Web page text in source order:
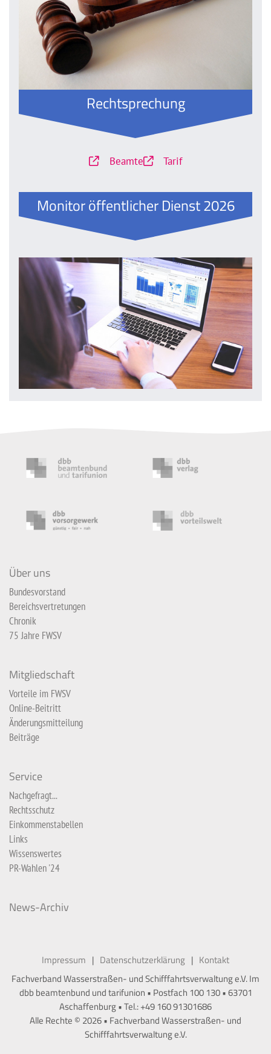
Rechtsprechung
Beamte Tarif
Monitor öffentlicher Dienst 2026
Über uns
Bundesvorstand
Bereichsvertretungen
Chronik
75 Jahre FWSV
Mitgliedschaft
Vorteile im FWSV
Online-Beitritt
Änderungsmitteilung
Beiträge
Service
Nachgefragt...
Rechtsschutz
Einkommenstabellen
Links
Wissenswertes
PR-Wahlen '24
News-Archiv
Impressum Datenschutzerklärung
Kontakt
Fachverband Wasserstraßen- und Schifffahrtsverwaltung e.V. Im
dbb beamtenbund und tarifunion • Postfach 100 130 • 63701
Aschaffenburg • Tel.: +49 160 91301686
Alle Rechte © 2026 • Fachverband Wasserstraßen- und
Schifffahrtsverwaltung e.V.